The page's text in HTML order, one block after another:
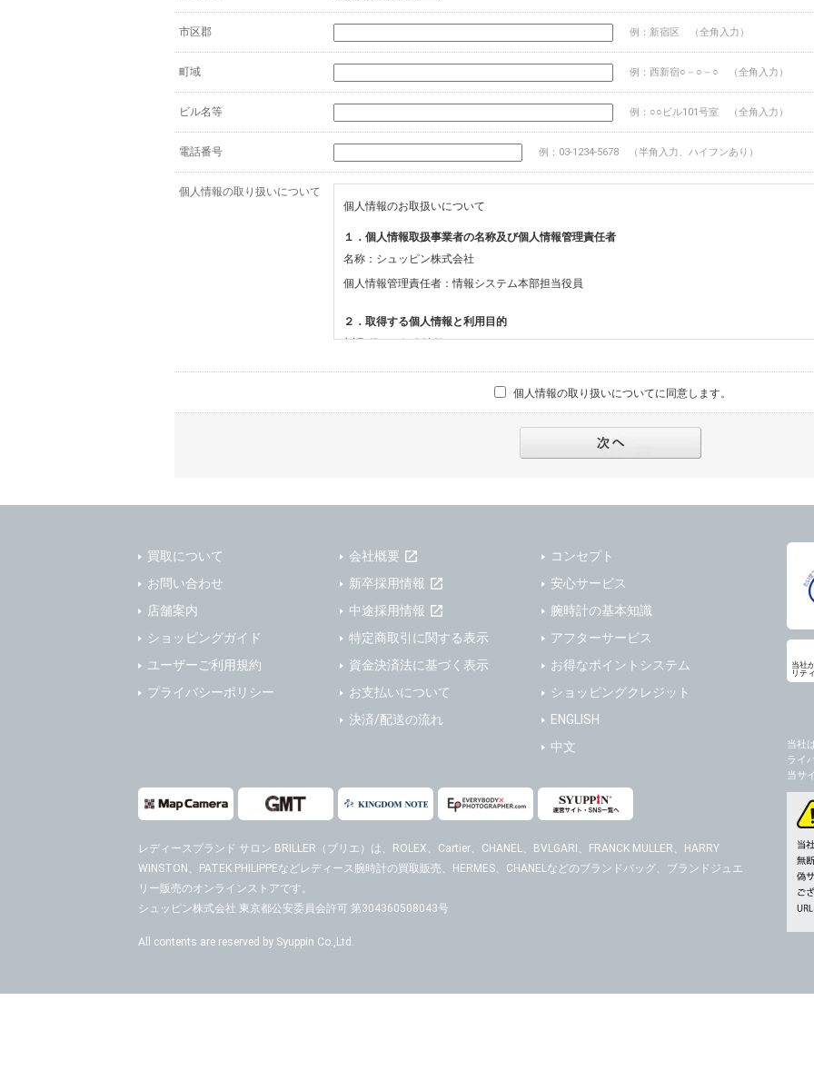
市区郡 例：新宿区 （全角入力）
町域 例：西新宿○－○－○ （全角入力）
ビル名等 例：○○ビル101号室 （全角入力）
電話番号 例：03-1234-5678 （半角入力、ハイフンあり）
個人情報の取り扱いについて
個人情報のお取扱いについて
１．個人情報取扱事業者の名称及び個人情報管理責任者
名称：シュッピン株式会社
個人情報管理責任者：情報システム本部担当役員
２．取得する個人情報と利用目的
(1)取得する個人情報
・お問合せへの対応のため
(3)ご本人または公衆の生命、身体又は財産の保護のために必要がある場合であって、本人の同
(4)国の機関若しくは地方公共団体又はその委託を受けた者が法令の定める事務を遂行すること
本人の同意を得ることにより当該事務の遂行に支障を及ぼすおそれがあるとき。
(5)業務を円滑に進めるために、外部業者に個人データの一部又は全部の処理を委託する場合（
４．ご提供の任意性
当社への個人情報の提供はお客様の任意ですが、必要な個人情報をご提供いただけない場合、
ますのでご了承下さい。
当社ホームページでは、利用者が当社ホームページに再訪問される際、より便利に当社ホーム
キーを使用する場合があります。
また利用者の統計的分析のため、または掲載された広告にクッキーを使用する場合があります。
６．個人情報に関するお問合せ対応
(1)当社は、当社の保有する個人データに関し、ご本人から利用目的の通知，開示，内容の訂正
者への提供の停止の請求などがあれば、ご本人の確認をさせていただいた上で、速やかに対応
※個人情報の開示請求には手数料として800円(税別)をご本人様にご負担いただいております。
があります。
個人情報の取り扱いについてに同意します。
買取について
お問い合わせ
店舗案内
ショッピングガイド
ユーザーご利用規約
プライバシーポリシー
会社概要
新卒採用情報
中途採用情報
特定商取引に関する表示
資金決済法に基づく表示
お支払いについて
決済/配送の流れ
コンセプト
安心サービス
腕時計の基本知識
アフターサービス
お得なポイントシステム
ショッピングクレジット
ENGLISH
中文
レディースブランド サロン BRILLER（ブリエ） は、ROLEX、Cartier、CHANEL、BVLGARI、FRANCK MULLER、HARRY
WINSTON、PATEK PHILIPPEなどレディース腕時計の買取販売、HERMES、CHANELなどのブランドバッグ、ブランドジュエ
リー販売のオンラインストアです。
シュッピン株式会社 東京都公安委員会許可 第304360508043号
All contents are reserved by Syuppin Co.,Ltd.
当社
リテ
当社
ライ
当サ